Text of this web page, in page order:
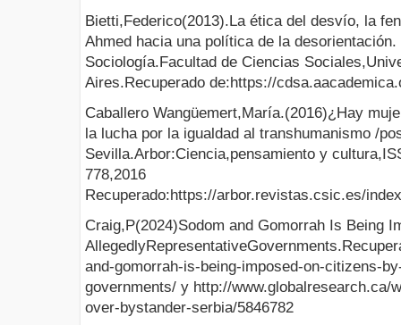
Bietti,Federico(2013).La ética del desvío, la
Ahmed hacia una política de la
Sociología.Facultad de Ciencias
Aires.Recuperado de:https://
Caballero Wangüemert,María.(2016)¿Hay
la lucha por la igualdad al transhumanismo /
Sevilla.Arbor:Ciencia,pensamiento y
778,2016
Recuperado:https://arbor.revistas.csic.es/
Craig,P(2024)Sodom and Gomorrah Is Being
and-gomorrah-is-being-imposed-on-citizens-
governments/ y http://www.globalresearch.ca/
over-bystander-serbia/5846782